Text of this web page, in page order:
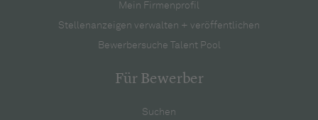
Mein Firmenprofil
Stellenanzeigen verwalten + veröffentlichen
Bewerbersuche Talent Pool
Für Bewerber
Suchen